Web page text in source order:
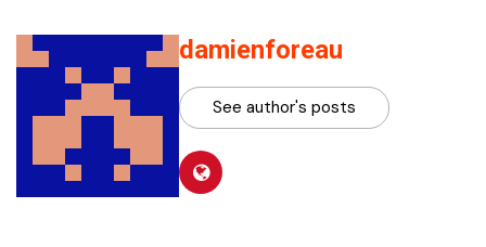
damienforeau
See author's posts